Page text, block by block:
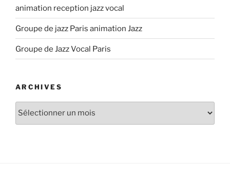
animation reception jazz vocal
Groupe de jazz Paris animation Jazz
Groupe de Jazz Vocal Paris
ARCHIVES
Archives